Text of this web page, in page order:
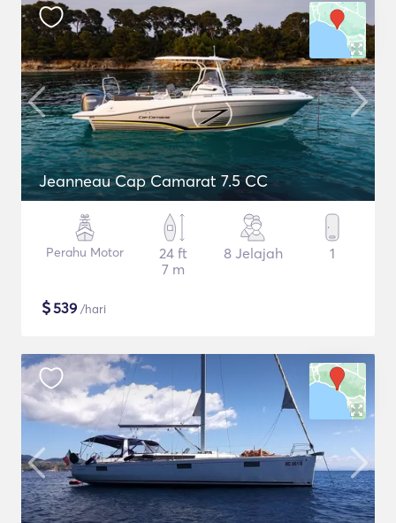
Jeanneau Cap Camarat 7.5 CC
Perahu Motor
24 ft
7 m
8 Jelajah 1
$539 /hari